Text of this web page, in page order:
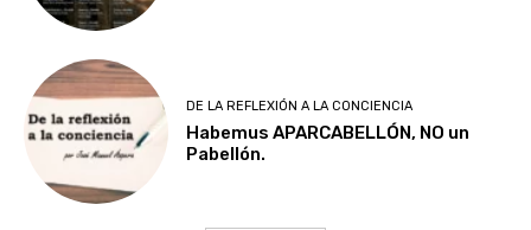
DE LA REFLEXIÓN A LA CONCIENCIA
Habemus APARCABELLÓN, NO un
Pabellón.